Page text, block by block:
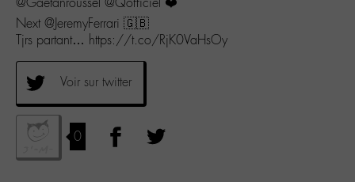
Next @JeremyFerrari 🇬🇧
Tjrs partant… https://t.co/RjK0VaHsOy
Voir sur twitter
0